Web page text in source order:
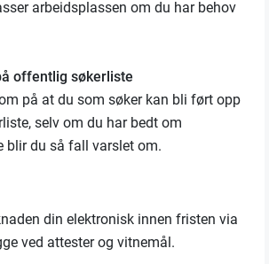
arbeidsplassen om du har behov
offentlig søkerliste
på at du som søker kan bli ført opp
selv om du har bedt om
blir du så fall varslet om.
din elektronisk innen fristen via
ved attester og vitnemål.